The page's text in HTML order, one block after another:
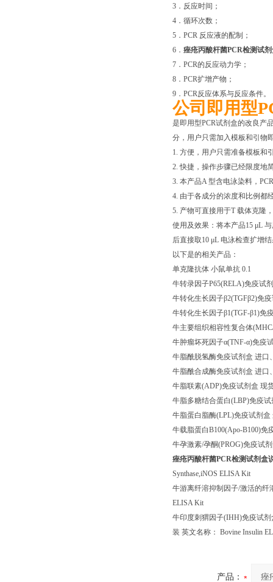
3．反应时间；
4．循环次数；
5．PCR 反应液的配制；
6． 痤疮丙酸杆菌PCR检测试
7．PCR的反应动力学；
8．PCR扩增产物；
9．PCR反应体系与反应条件。
公司即用型
是即用型PCR试剂盒的改良产
分，用户只需加入模板和引物
1. 方便，用户只需准备模板和
2. 快捷，操作步骤已经限度地
3. 本产品A 型含电泳染料，
4. 由于各成分的浓度和比例都
5. 产物可直接用于T 载体克隆
使用及效果：将本产品15 μL
后直接取10 μL 电泳检查扩增
以下是的相关产品：
单克隆抗体 小鼠单抗 0.1
牛转录因子P65(RELA)免疫试
牛转化生长因子β2(TGFβ2)免
牛转化生长因子β1(TGF-β1)免
牛主要组织相容性复合体
牛肿瘤坏死因子α(TNF-α)免疫
牛脂酰脱氢酶免疫试剂盒 进口
牛脂酰合成酶免疫试剂盒 进口
牛脂联素(ADP)免疫试剂盒 现
牛脂多糖结合蛋白(LBP)免疫试
牛脂蛋白脂酶(LPL)免疫试剂盒
牛载脂蛋白B100(Apo-B100)免
牛孕激素/孕酮(PROG)免疫试
痤疮丙酸杆菌PCR检测试剂盒
Synthase,iNOS ELISA Kit
牛游离纤溶抑制因子/激活的纤
ELISA Kit
牛印度刺猬因子(IHH)免疫试剂
装 英文名称： Bovine Insulin
产品：